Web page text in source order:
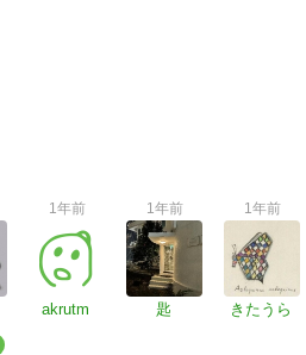
1年前
akrutm
1年前
匙
1年前
きたうら